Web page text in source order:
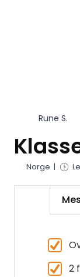
Rune S.
Norge |
2